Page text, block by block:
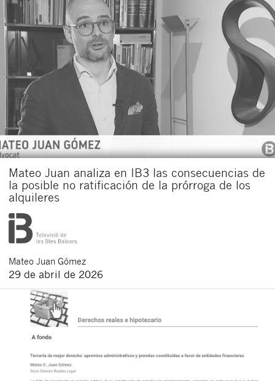
Mateo Juan analiza en IB3 las consecuencias de
la posible no ratificación de la prórroga de los
alquileres
Mateo Juan Gómez
29 de abril de 2026